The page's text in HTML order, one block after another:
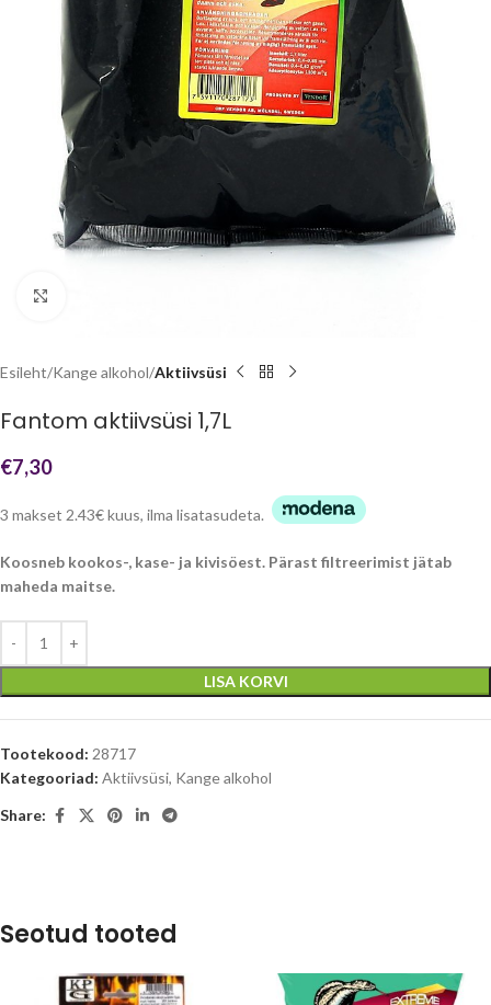
Esileht Kange alkohol Aktiivsüsi
Fantom aktiivsüsi 1,7L
€7,30
3 makset 2.43€ kuus, ilma lisatasudeta.
Koosneb kookos-, kase- ja kivisöest. Pärast filtreerimist jätab
maheda maitse.
LISA KORVI
Tootekood: 28717
Kategooriad: Aktiivsüsi, Kange alkohol
Share:
Seotud tooted